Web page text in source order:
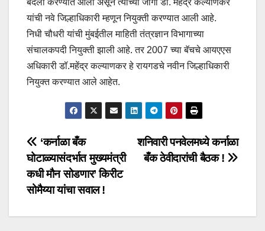
बदली करण्यात आली असून त्यांच्या जागी डॉ. महेंद्र कल्याणकर
यांची नवे जिल्हाधिकारी म्हणून नियुक्ती करण्यात आली आहे.
निधी चौधरी यांची मुंबईतील माहिती तंत्रज्ञान विभागाच्या
संचालकपदी नियुक्ती झाली आहे. तर 2007 च्या बॅचचे आयएएस
अधिकारी डॉ.महेंद्र कल्याणकर हे रायगडचे नवीन जिल्हाधिकारी
नियुक्त करण्यात आले आहेत.
Post
navigation
शनिवारी पनवेलमध्ये कर्नाळा
बँक ठेवीदारांची बैठक !
‘कर्नाळा बँक
घोटाळ्यासंदर्भात मुख्यमंत्री
कधी मौन सोडणार’ किरीट
सोमैय्या यांचा सवाल !